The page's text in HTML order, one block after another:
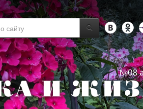
№08